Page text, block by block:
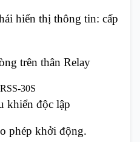
hiển thị thông tin: cấp
trên thân Relay
khiển độc lập
phép khởi động.